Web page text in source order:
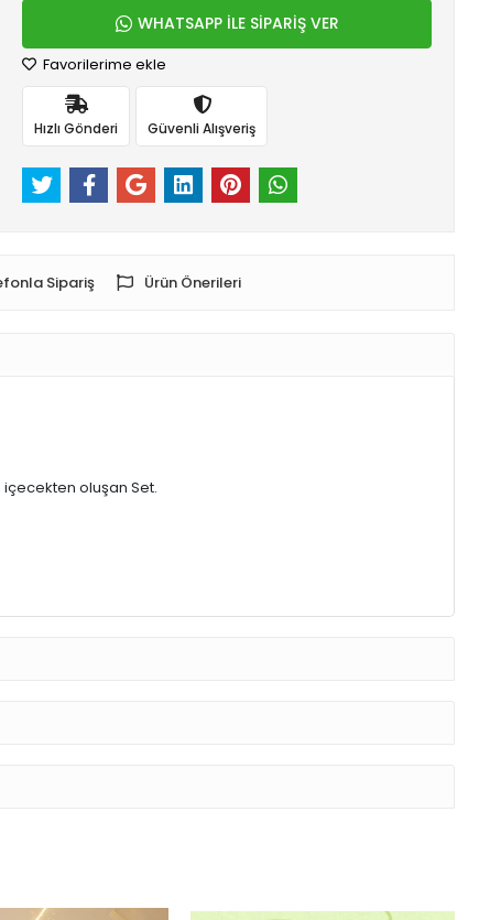
WHATSAPP İLE SİPARİŞ VER
Favorilerime ekle
Hızlı Gönderi Güvenli Alışveriş
Sipariş Ürün Önerileri
içecekten oluşan Set.